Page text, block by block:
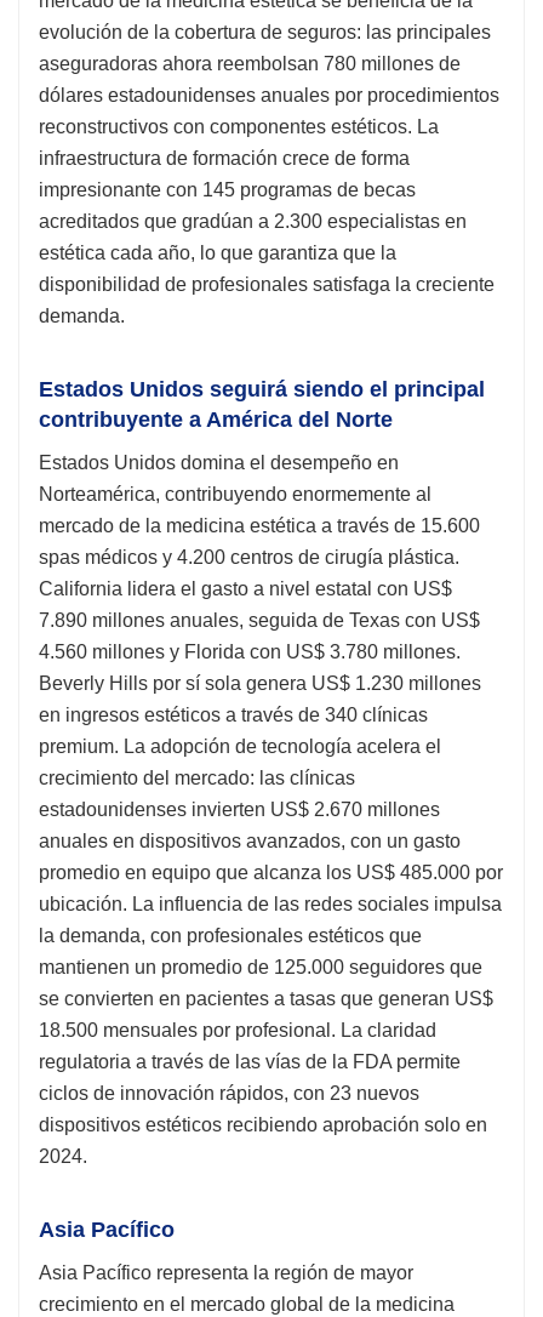
evolución de la cobertura de seguros: las principales
aseguradoras ahora reembolsan 780 millones de
dólares estadounidenses anuales por procedimientos
reconstructivos con componentes estéticos. La
infraestructura de formación crece de forma
impresionante con 145 programas de becas
acreditados que gradúan a 2.300 especialistas en
estética cada año, lo que garantiza que la
disponibilidad de profesionales satisfaga la creciente
demanda.
Estados Unidos seguirá siendo el principal
contribuyente a América del Norte
Estados Unidos domina el desempeño en
Norteamérica, contribuyendo enormemente al
mercado de la medicina estética a través de 15.600
spas médicos y 4.200 centros de cirugía plástica.
California lidera el gasto a nivel estatal con US$
7.890 millones anuales, seguida de Texas con US$
4.560 millones y Florida con US$ 3.780 millones.
Beverly Hills por sí sola genera US$ 1.230 millones
en ingresos estéticos a través de 340 clínicas
premium. La adopción de tecnología acelera el
crecimiento del mercado: las clínicas
estadounidenses invierten US$ 2.670 millones
anuales en dispositivos avanzados, con un gasto
promedio en equipo que alcanza los US$ 485.000 por
ubicación. La influencia de las redes sociales impulsa
la demanda, con profesionales estéticos que
mantienen un promedio de 125.000 seguidores que
se convierten en pacientes a tasas que generan US$
18.500 mensuales por profesional. La claridad
regulatoria a través de las vías de la FDA permite
ciclos de innovación rápidos, con 23 nuevos
dispositivos estéticos recibiendo aprobación solo en
2024.
Asia Pacífico
Asia Pacífico representa la región de mayor
crecimiento en el mercado global de la medicina